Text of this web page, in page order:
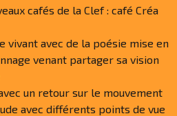
cafés de la Clef : café Créa
vivant avec de la poésie mise en
venant partager sa vision
un retour sur le mouvement
avec différents points de vue